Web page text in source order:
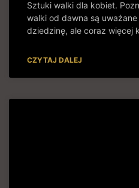
Sztuki walki dla kobiet.
walki od dawna są
dziedzinę, ale coraz więcej
CZYTAJ DALEJ